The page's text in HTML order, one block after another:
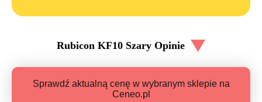
Rubicon KF10 Szary Opinie
Sprawdź aktualną cenę w wybranym sklepie na
Ceneo.pl